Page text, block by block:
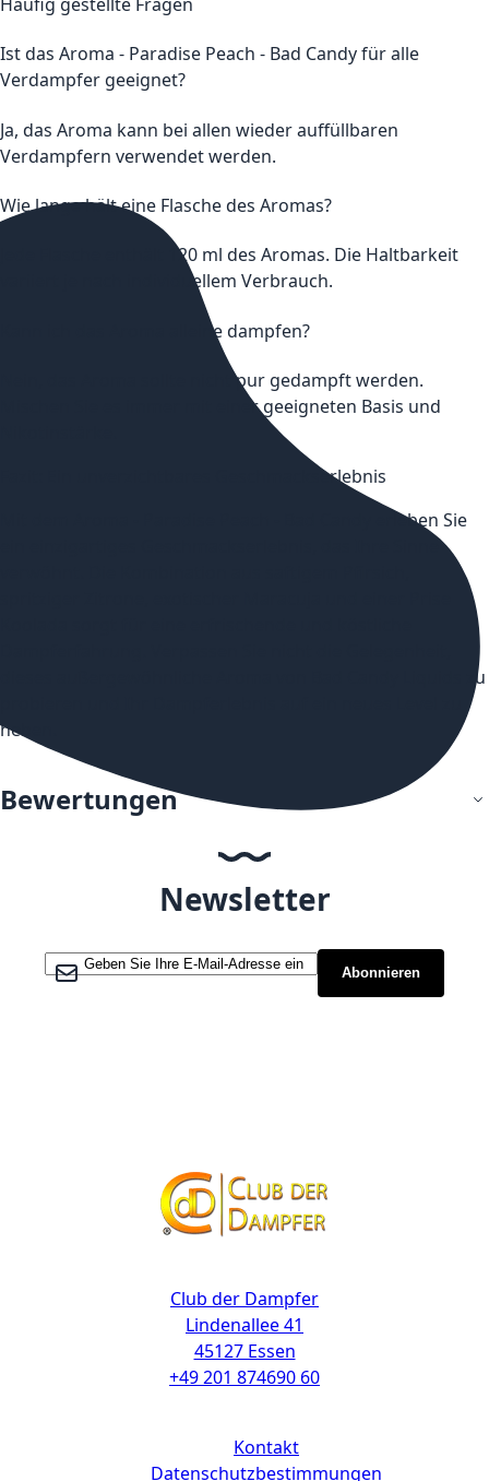
Ist das Aroma - Paradise Peach - Bad Candy für alle
Verdampfer geeignet?
Ja, das Aroma kann bei allen wieder auffüllbaren
Verdampfern verwendet werden.
Wie lange hält eine Flasche des Aromas?
Jede Flasche enthält 120 ml des Aromas. Die Haltbarkeit
variiert je nach individuellem Verbrauch.
Kann ich das Aroma alleine dampfen?
Nein, das Aroma sollte nicht pur gedampft werden.
Mischen Sie es immer mit einer geeigneten Basis und
Fazit: Ein unverzichtbares Geschmackserlebnis
Mit dem Aroma - Paradise Peach - Bad Candy erleben Sie
dieses außergewöhnliche Aroma von Bad Candy Liquids zu
heben.
Bewertungen
Newsletter
Melden Sie sich für unseren Newsletter an:
Abonnieren
Club der Dampfer
Lindenallee 41
45127 Essen
+49 201 874690 60
Kontakt
Datenschutzbestimmungen